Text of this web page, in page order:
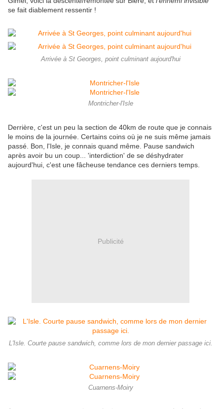
se fait diablement ressentir !
Arrivée à St Georges, point culminant aujourd'hui
Montricher-l'Isle
Derrière, c'est un peu la section de 40km de route que je connais
le moins de la journée. Certains coins où je ne suis même jamais
passé. Bon, l'Isle, je connais quand même. Pause sandwich
après avoir bu un coup... 'interdiction' de se déshydrater
aujourd'hui, c'est une fâcheuse tendance ces derniers temps.
Publicité
L'Isle. Courte pause sandwich, comme lors de mon dernier passage ici.
Cuarnens-Moiry